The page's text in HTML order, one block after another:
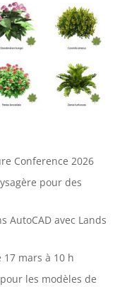
Conference 2026
pour des
AutoCAD avec Lands
mars à 10 h
les modèles de